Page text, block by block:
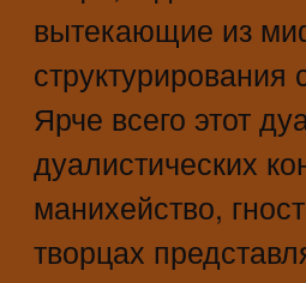
вытекающие из
Ярче всего этот
дуалистических
манихейство,
творцах